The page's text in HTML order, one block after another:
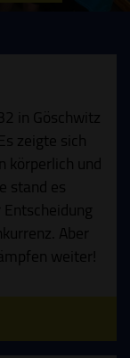
in Göschwitz
zeigte sich
körperlich und
stand es
Aber
weiter!